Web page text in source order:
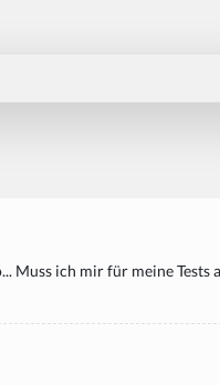
Muss ich mir für meine Tests